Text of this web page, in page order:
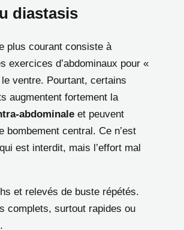
diastasis
plus courant consiste à
exercices d’abdominaux pour «
ventre. Pourtant, certains
augmentent fortement la
abdominale et peuvent
bombement central. Ce n’est
est interdit, mais l’effort mal
et relevés de buste répétés.
complets, surtout rapides ou